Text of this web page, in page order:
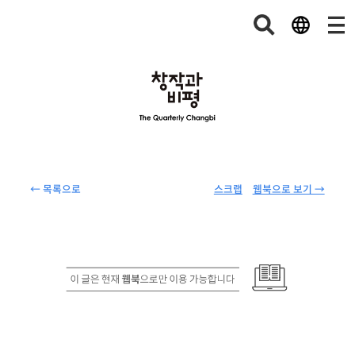
← 목록으로 웹북으로 보기 →
스크랩